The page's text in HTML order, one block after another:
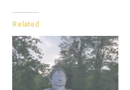
Related